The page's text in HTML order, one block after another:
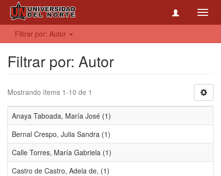
Filtrar por: Autor
Filtrar por: Autor
Mostrando ítems 1-10 de 1
Anaya Taboada, María José (1)
Bernal Crespo, Julia Sandra (1)
Calle Torres, María Gabriela (1)
Castro de Castro, Adela de, (1)